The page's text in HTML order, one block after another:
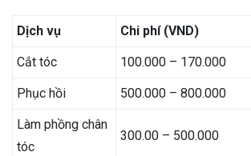
Dịch vụ Chi phí (VND)
Cắt tóc 100.000 – 170.000
Phục hồi 500.000 – 800.000
Làm phồng chân
tóc
300.00 – 500.000